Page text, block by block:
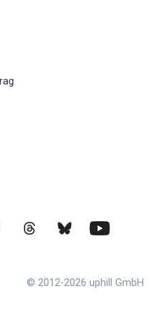
© 2012-2026 uphill GmbH